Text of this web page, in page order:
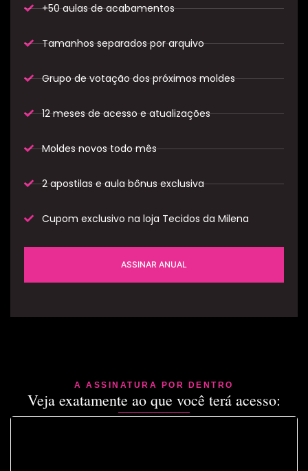
+50 aulas de acabamentos
Tamanhos separados por arquivo
Grupo de votação dos próximos moldes
12 meses de acesso e atualizações
Moldes novos todo mês
2 apostilas e aula bônus exclusiva​
Cupom exclusivo na loja Tecidos da Milena
ASSINAR ANUAL
A ASSINATURA POR DENTRO
Veja exatamente ao que você terá acesso: